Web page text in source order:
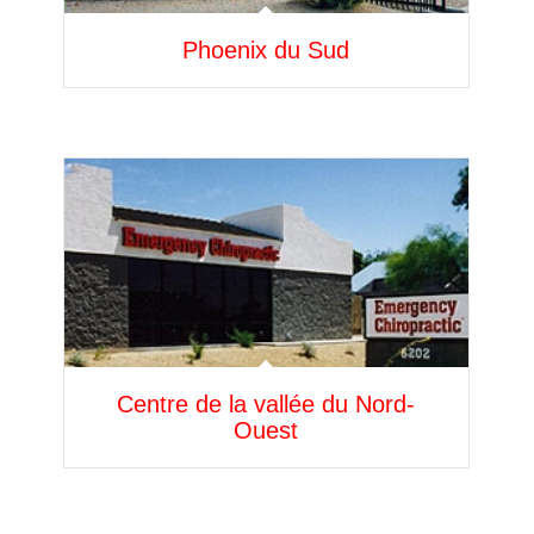
Phoenix du Sud
Centre de la vallée du Nord-
Ouest